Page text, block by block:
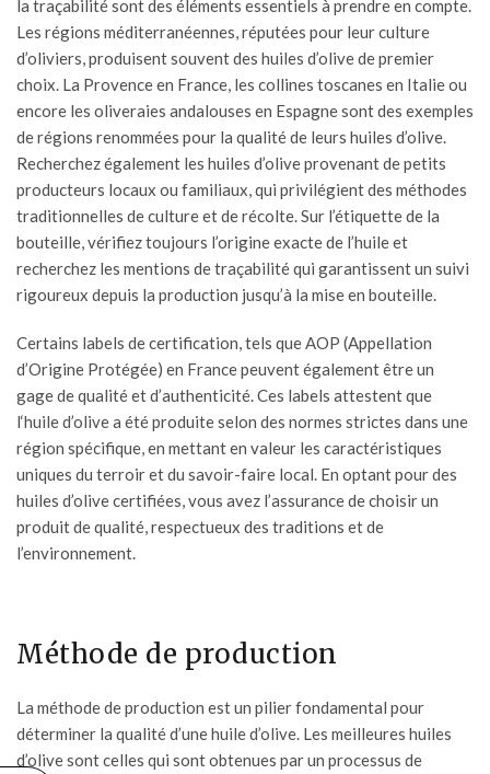
la traçabilité sont des éléments essentiels à prendre en compte.
Les régions méditerranéennes, réputées pour leur culture
d’oliviers, produisent souvent des huiles d’olive de premier
choix. La Provence en France, les collines toscanes en Italie ou
encore les oliveraies andalouses en Espagne sont des exemples
de régions renommées pour la qualité de leurs huiles d’olive.
Recherchez également les huiles d’olive provenant de petits
producteurs locaux ou familiaux, qui privilégient des méthodes
traditionnelles de culture et de récolte. Sur l’étiquette de la
bouteille, vérifiez toujours l’origine exacte de l’huile et
recherchez les mentions de traçabilité qui garantissent un suivi
rigoureux depuis la production jusqu’à la mise en bouteille.
Certains labels de certification, tels queAOP (Appellation
d’Origine Protégée) en France peuvent également être un
gage de qualité et d’authenticité. Ces labels attestent que
l‘huile d’olivea été produite selon des normes strictes dans une
région spécifique, en mettant en valeur les caractéristiques
uniques du terroir et du savoir-faire local. En optant pour des
huiles d’olive certifiées, vous avez l’assurance de choisir un
produit de qualité, respectueux des traditions et de
l’environnement.
Méthode de production
La méthode de production est un pilier fondamental pour
déterminer la qualité d’unehuile d’olive. Les meilleures huiles
d’olive sont celles qui sont obtenues par un processus de